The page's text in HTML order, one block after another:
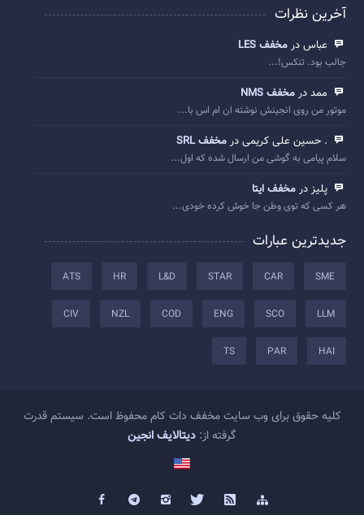
آخرین نظرات
عباس در مخفف LES
جالب بود. تنکس!...
ممد در مخفف NMS
موتور من روی انجینش نوشته ان ام اس با...
. حسین علی کریمی در مخفف SRL
سلام پیامی به گوشی من ارسال شده که اول...
پلیز در مخفف ایتا
هر کسی که توی وطن جا خوش کرده خودی...
جدیدترین عبارات
SME
CAR
STAR
L&D
HR
ATS
LLM
SCO
ENG
COD
NZL
CIV
HAI
PAR
TS
کلیه حقوق برای وب سایت مخفف دات کام محفوظ است. سیستم قدرت
گرفته از: دیتالایف انجین